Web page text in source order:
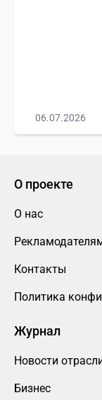
06.07.2026
О проекте
О нас
Контакты
Политика
Журнал
Новости
Бизнес